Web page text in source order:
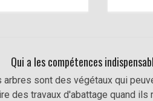
Qui a les compétences
arbres sont des végétaux qui
des travaux d'abattage quand